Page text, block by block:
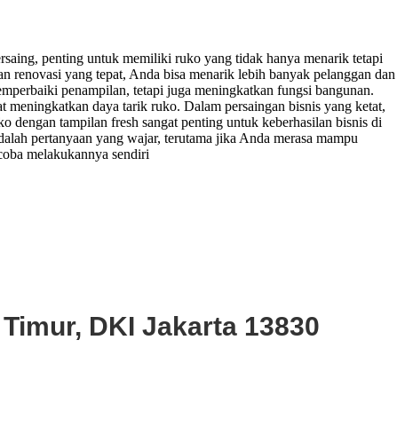
penting untuk memiliki ruko yang tidak hanya menarik tetapi
renovasi yang tepat, Anda bisa menarik lebih banyak pelanggan dan
penampilan, tetapi juga meningkatkan fungsi bangunan.
meningkatkan daya tarik ruko. Dalam persaingan bisnis yang ketat,
tampilan fresh sangat penting untuk keberhasilan bisnis di
pertanyaan yang wajar, terutama jika Anda merasa mampu
melakukannya sendiri
DKI Jakarta 13830